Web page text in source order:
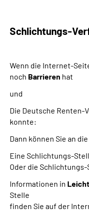
Schlichtungs-
Wenn die Internet-
noch Barrieren hat
und
Die Deutsche Renten-
konnte:
Dann können Sie an die
Eine Schlichtungs-
Oder die
Informationen in
Stelle
finden Sie auf der